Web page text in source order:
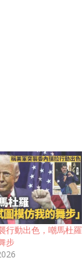
行動出色，嘲馬杜羅
步